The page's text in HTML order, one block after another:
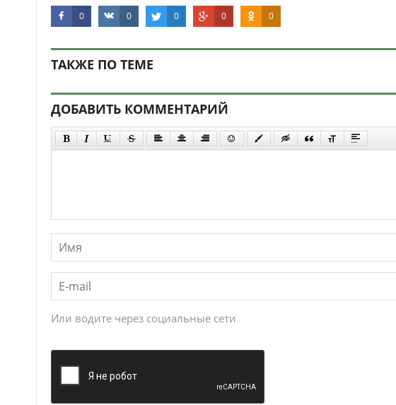
0 0 0 0 0
ТАКЖЕ ПО ТЕМЕ
ДОБАВИТЬ КОММЕНТАРИЙ
Или водите через социальные сети